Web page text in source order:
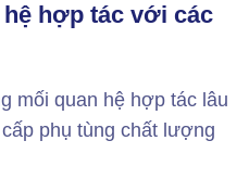
hợp tác với các
mối quan hệ hợp tác lâu
phụ tùng chất lượng